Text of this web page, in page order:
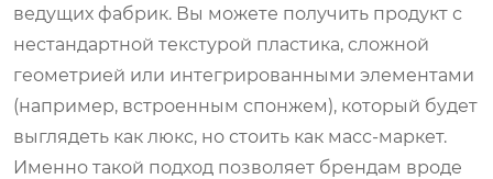
ведущих фабрик. Вы можете получить продукт с
нестандартной текстурой пластика, сложной
геометрией или интегрированными элементами
(например, встроенным спонжем), который будет
выглядеть как люкс, но стоить как масс-маркет.
Именно такой подход позволяет брендам вроде